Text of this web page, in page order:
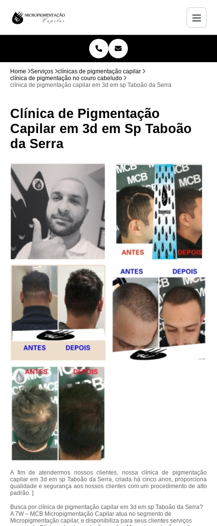
Home Serviços
clínicas de pigmentação capilar
clínica de pigmentação no couro cabeludo
clínica de pigmentação capilar em 3d em sp Taboão da Serra
Clínica de Pigmentação
Capilar em 3d em Sp Taboão
da Serra
A fim de atendermos nossos clientes, nossa clínica de pigmentação
capilar em 3d em sp Taboão da Serra, criada há cinco anos, proporciona
qualidade e segurança aos nossos clientes com um procedimento de alto
padrão. ]
Busca por clínica de pigmentação capilar em 3d em sp Taboão da Serra?
A 7W – MCB Micropigmentação Capilar atua no segmento de
Micropigmentação capilar, e disponibiliza para seus clientes serviços